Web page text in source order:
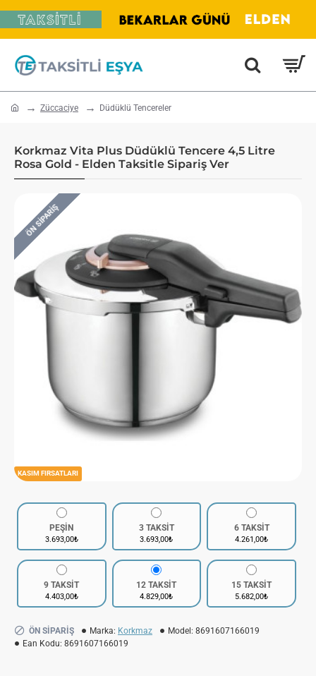
home Züccaciye Düdüklü Tencereler
Korkmaz Vita Plus Düdüklü Tencere 4,5 Litre
Rosa Gold - Elden Taksitle Sipariş Ver
KASIM FIRSATLARI
ÖN SIPARIŞ
PEŞİN
3.693,00₺
3 TAKSİT
3.693,00₺
6 TAKSİT
4.261,00₺
9 TAKSİT
4.403,00₺
12 TAKSİT
4.829,00₺
15 TAKSİT
5.682,00₺
ÖN SIPARIŞ Marka: Korkmaz Model: 8691607166019
Ean Kodu: 8691607166019